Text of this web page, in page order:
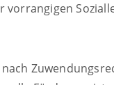
vorrangigen